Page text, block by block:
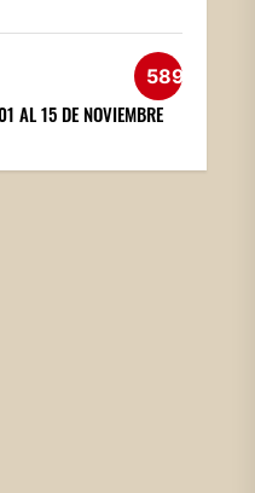
589
AL 15 DE NOVIEMBRE